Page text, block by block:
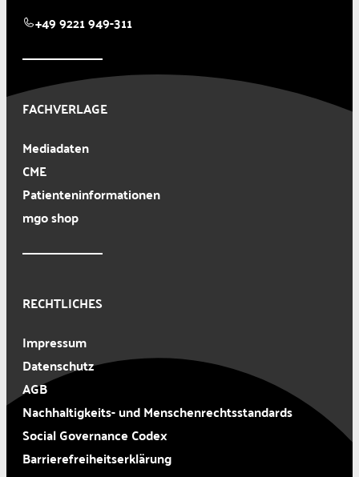
+49 9221 949-311
FACHVERLAGE
Mediadaten
CME
Patienteninformationen
mgo shop
RECHTLICHES
Impressum
Datenschutz
AGB
Nachhaltigkeits- und Menschenrechtsstandards
Social Governance Codex
Barrierefreiheitserklärung